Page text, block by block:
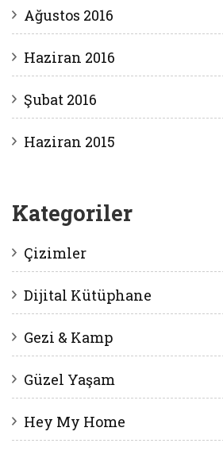
Ağustos 2016
Haziran 2016
Şubat 2016
Haziran 2015
Kategoriler
Çizimler
Dijital Kütüphane
Gezi & Kamp
Güzel Yaşam
Hey My Home